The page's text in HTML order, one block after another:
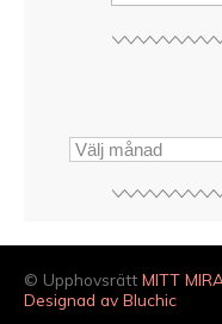
© Upphovsrätt MITT
Designad av Bluchic